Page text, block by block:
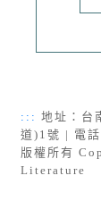
::: 地址：台
道)1號 | 電
版權所有
Literature